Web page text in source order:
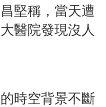
堅稱，當天遭
醫院發現沒人
時空背景不斷